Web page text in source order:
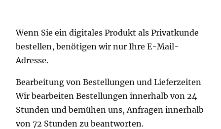
Wenn Sie ein digitales Produkt als Privatkunde
bestellen, benötigen wir nur Ihre E-Mail-
Adresse.
Bearbeitung von Bestellungen und Lieferzeiten
Wir bearbeiten Bestellungen innerhalb von 24
Stunden und bemühen uns, Anfragen innerhalb
von 72 Stunden zu beantworten.